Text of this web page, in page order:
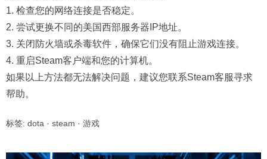
1. 检查您的网络连接是否稳定。
2. 尝试更换不同的美国西部服务器IP地址。
3. 关闭防火墙或杀毒软件，确保它们没有阻止游戏连接。
4. 重启Steam客户端和您的计算机。
如果以上方法都无法解决问题，建议您联系Steam客服寻求
帮助。
标签: dota · steam · 游戏